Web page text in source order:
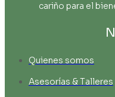
cariño para el
Quienes somos
Asesorías & Talleres